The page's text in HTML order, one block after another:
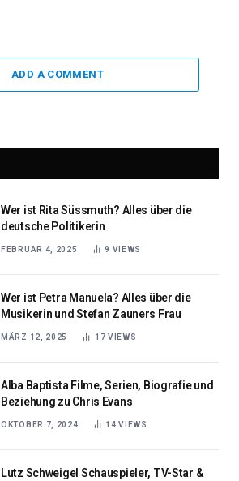
ADD A COMMENT
Wer ist Rita Süssmuth? Alles über die
deutsche Politikerin
FEBRUAR 4, 2025 9 VIEWS
Wer ist Petra Manuela? Alles über die
Musikerin und Stefan Zauners Frau
MÄRZ 12, 2025 17 VIEWS
Alba Baptista Filme, Serien, Biografie und
Beziehung zu Chris Evans
OKTOBER 7, 2024 14VIEWS
Lutz Schweigel Schauspieler, TV-Star &